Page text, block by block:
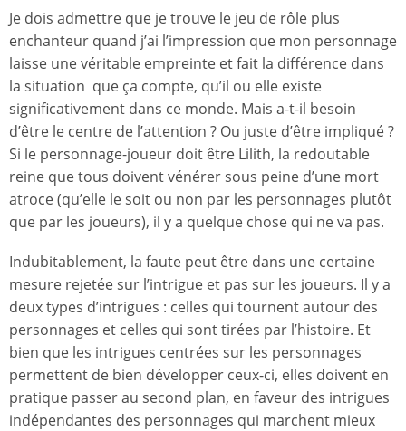
Je dois admettre que je trouve le jeu de rôle plus
enchanteur quand j’ai l’impression que mon personnage
laisse une véritable empreinte et fait la différence dans
la situation que ça compte, qu’il ou elle existe
significativement dans ce monde. Mais a-t-il besoin
d’être le centre de l’attention ? Ou juste d’être impliqué ?
Si le personnage-joueur doit être Lilith, la redoutable
reine que tous doivent vénérer sous peine d’une mort
atroce (qu’elle le soit ou non par les personnages plutôt
que par les joueurs), il y a quelque chose qui ne va pas.
Indubitablement, la faute peut être dans une certaine
mesure rejetée sur l’intrigue et pas sur les joueurs. Il y a
deux types d’intrigues : celles qui tournent autour des
personnages et celles qui sont tirées par l’histoire. Et
bien que les intrigues centrées sur les personnages
permettent de bien développer ceux-ci, elles doivent en
pratique passer au second plan, en faveur des intrigues
indépendantes des personnages qui marchent mieux